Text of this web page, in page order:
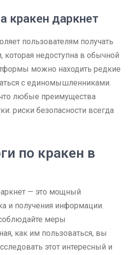
кракен даркнет
пользователям получать
которая недоступна в обычной
можно находить редкие
с единомышленниками.
любые преимущества
риски безопасности всегда
по кракен в
— это мощный
и получения информации.
меры
как им пользоваться, вы
этот интересный и